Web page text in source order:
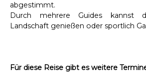
abgestimmt.
Durch mehrere Guides kannst
Landschaft genießen oder sportlich
Für diese Reise gibt es weitere